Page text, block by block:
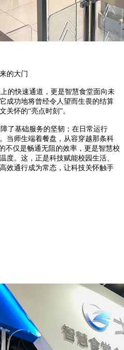
的大门
的快速通道，更是智慧食堂面向未
成功地将曾经令人望而生畏的结算
关怀的“亮点时刻”。
了基础服务的坚韧；在日常运行
当师生端着餐盘，从容穿越那条科
不仅是畅通无阻的效率，更是智慧校
度。这，正是科技赋能校园生活、
通行成为常态，让科技关怀触手